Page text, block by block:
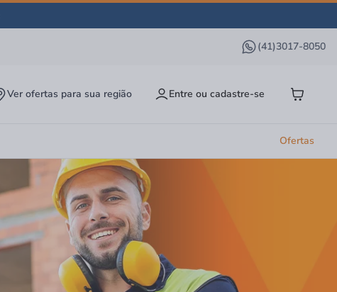
(41)3017-8050
Ver ofertas para sua região Entre ou cadastre-se
Ofertas